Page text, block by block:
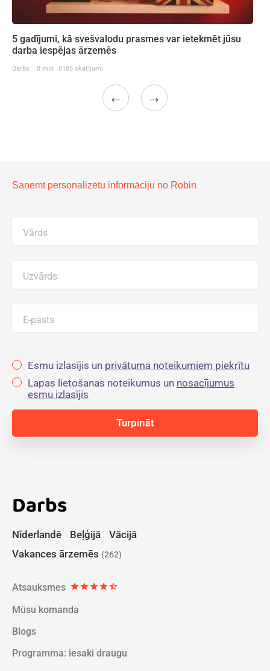
←
5 gadījumi, kā svešvalodu prasmes var ietekmēt jūsu
darba iespējas ārzemēs
Darbs 8 min 8185 skatījumi
→
Saņemt personalizētu informāciju no Robin
Vārds
Uzvārds
E-pasts
Esmu izlasījis un privātuma noteikumiem piekrītu
Lapas lietošanas noteikumus un nosacījumus
esmu izlasījis
Darbs
Nīderlandē Beļģijā
Vācijā
Vakances ārzemēs (262)
Atsauksmes starstarstarstarstar_half
Mūsu komanda
Blogs
Programma: iesaki draugu